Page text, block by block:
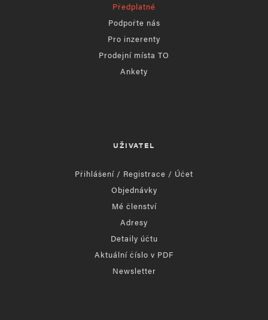
Předplatné
Podpořte nás
Pro inzerenty
Prodejní místa TO
Ankety
UŽIVATEL
Přihlášení / Registrace / Účet
Objednávky
Mé členství
Adresy
Detaily účtu
Aktuální číslo v PDF
Newsletter